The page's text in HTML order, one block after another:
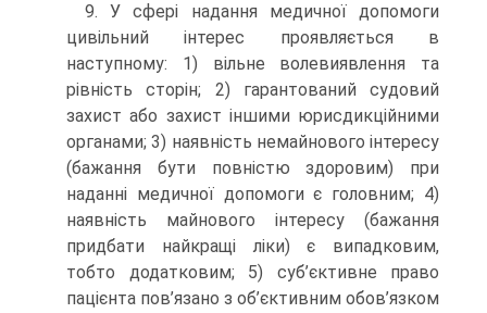
9. У сфері надання медичної допомоги
цивільний інтерес проявляється в
наступному: 1) вільне волевиявлення та
рівність сторін; 2) гарантований судовий
захист або захист іншими юрисдикційними
органами; 3) наявність немайнового інтересу
(бажання бути повністю здоровим) при
наданні медичної допомоги є головним; 4)
наявність майнового інтересу (бажання
придбати найкращі ліки) є випадковим,
тобто додатковим; 5) суб’єктивне право
пацієнта пов’язано з об’єктивним обов’язком